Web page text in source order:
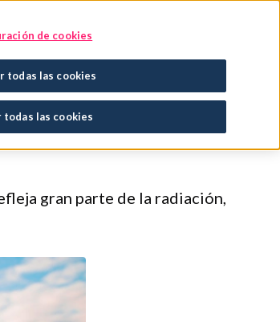
Encuentra tu tratamiento
y el frío en
gran parte de la radiación,
de cookies
todas las cookies
todas las cookies